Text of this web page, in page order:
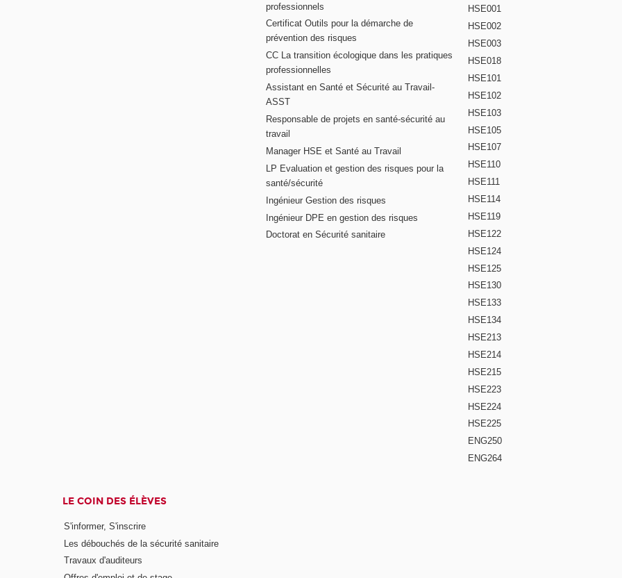
professionnels
Certificat Outils pour la démarche de
prévention des risques
CC La transition écologique dans les pratiques
professionnelles
Assistant en Santé et Sécurité au Travail-
ASST
Responsable de projets en santé-sécurité au
travail
Manager HSE et Santé au Travail
LP Evaluation et gestion des risques pour la
santé/sécurité
Ingénieur Gestion des risques
Ingénieur DPE en gestion des risques
Doctorat en Sécurité sanitaire
HSE001
HSE002
HSE003
HSE018
HSE101
HSE102
HSE103
HSE105
HSE107
HSE110
HSE111
HSE114
HSE119
HSE122
HSE124
HSE125
HSE130
HSE133
HSE134
HSE213
HSE214
HSE215
HSE223
HSE224
HSE225
ENG250
ENG264
LE COIN DES ÉLÈVES
S'informer, S'inscrire
Les débouchés de la sécurité sanitaire
Travaux d'auditeurs